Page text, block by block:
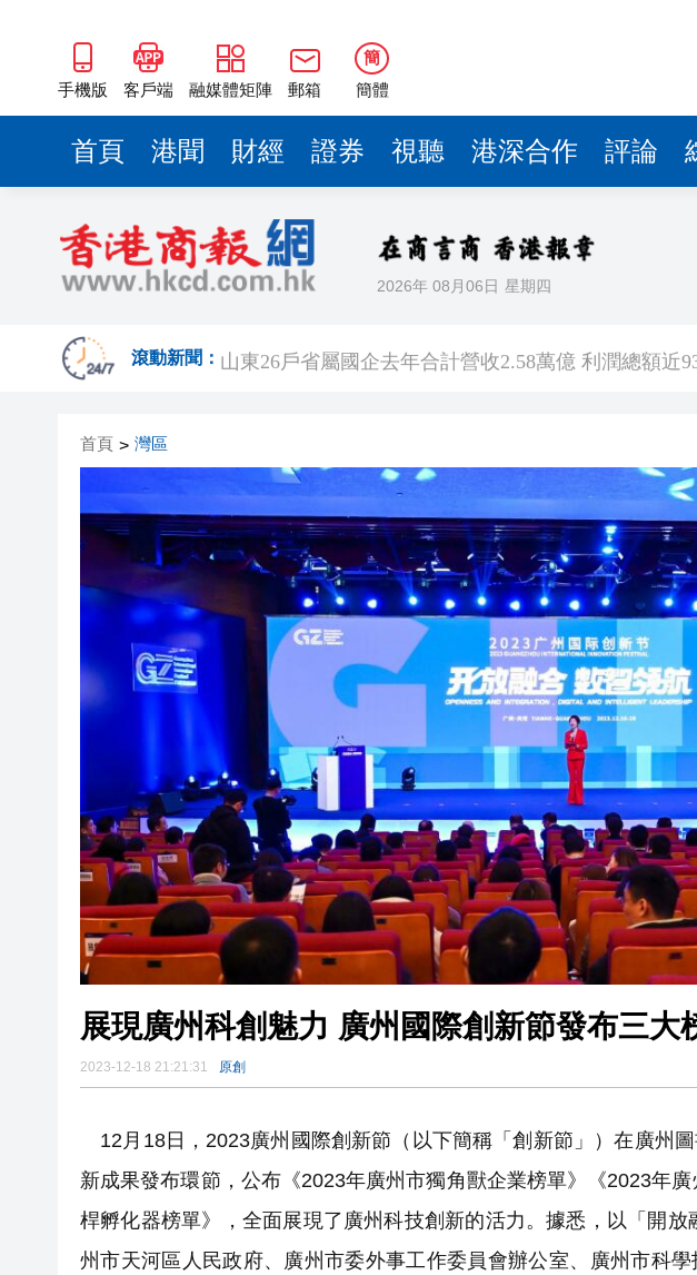
手機版 客戶端 融媒體矩陣 郵箱
簡
簡體
首頁 港聞 財經 證券 視聽 港深合作 評論
2026年 08月06日 星期四
滾動新聞：
瀋陽鐵西校園閱讀活動解鎖閱讀新玩法
黎智英案｜吳良好：依法公正處理黎智英求情 罪證如
騰出更多時間專注做好宏福苑火災獨立委員會工作 特
海南澄邁文儒煥新升級 五組數據見證文儒沉香從傳統
梁振英率港區全國政協委員考察團來瓊考察
山東26戶省屬國企去年合計營收2.58萬億 利潤總額近
騰出更多時間專注做好宏福苑火災獨立委員會工作 特
50餘位頂尖專家共話時代命題
海南澄邁文儒煥新升級 五組數據見證文儒沉香從傳統
梁振英率港區全國政協委員考察團來瓊考察
2025年海南儋州以舊換新帶動消費約18億元
山東26戶省屬國企去年合計營收2.58萬億 利潤總額近
瀋陽鐵西校園閱讀活動解鎖閱讀新玩法
首頁 > 灣區
展現廣州科創魅力 廣州國際創新節發布三大
2023-12-18 21:21:31 原創
12月18日，2023廣州國際創新節（以下簡稱「創新節」）在廣州
新成果發布環節，公布《2023年廣州市獨角獸企業榜單》《2023年
桿孵化器榜單》，全面展現了廣州科技創新的活力。據悉，以「開
州市天河區人民政府、廣州市委外事工作委員會辦公室、廣州市科